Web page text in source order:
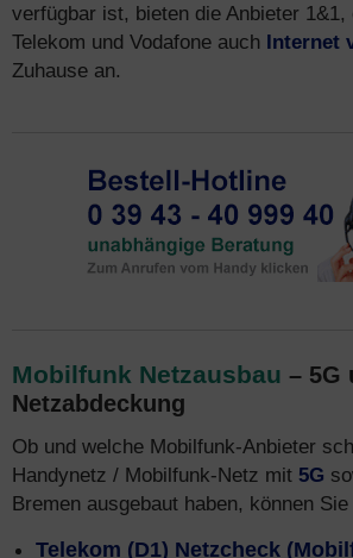
verfügbar ist, bieten die Anbieter 1&1,
Telekom und Vodafone auch Internet
Zuhause an.
Mobilfunk Netzausbau – 5G
Netzabdeckung
Ob und welche Mobilfunk-Anbieter
Handynetz / Mobilfunk-Netz mit 5G
Bremen ausgebaut haben, können
Telekom (D1) Netzcheck